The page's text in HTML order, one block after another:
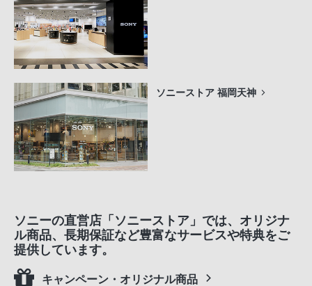
ソニーストア 福岡天神
ソニーの直営店「ソニーストア」では、オリジナ
ル商品、長期保証など豊富なサービスや特典をご
提供しています。
キャンペーン・オリジナル商品